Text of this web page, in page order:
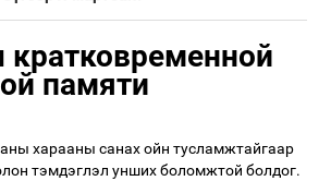
памяти
харааны санах ойн тусламжтайгаар
тэмдэглэл унших боломжтой болдог.